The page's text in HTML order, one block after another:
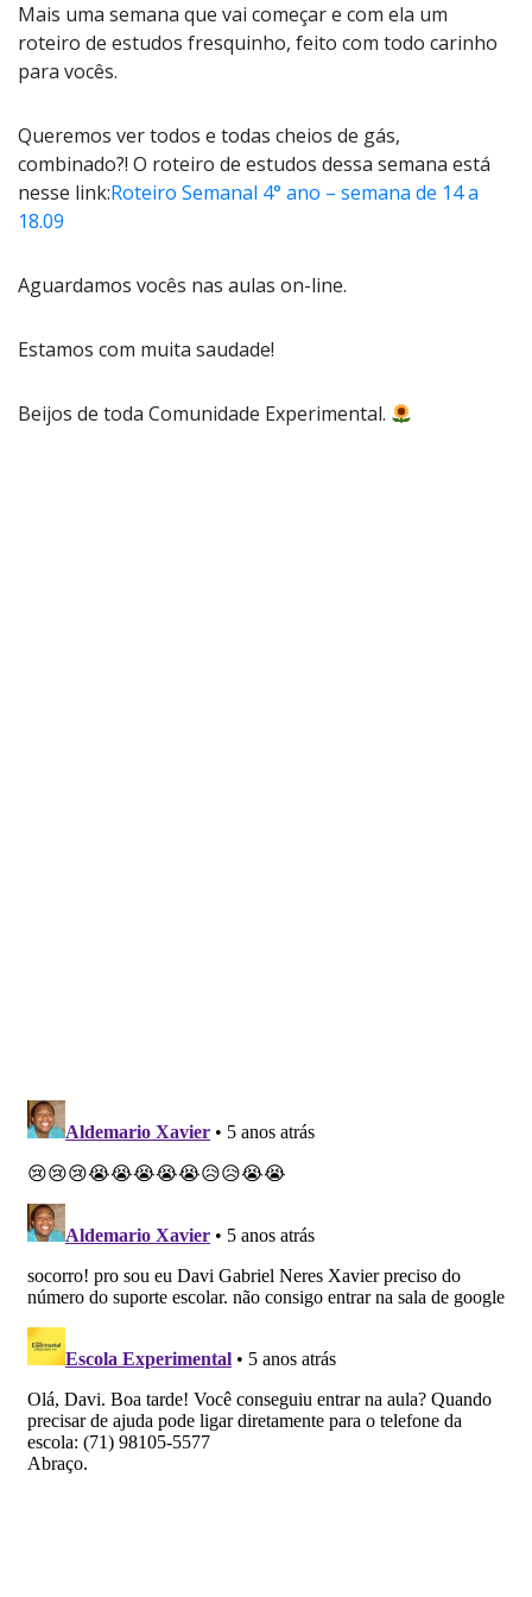
Mais uma semana que vai começar e com ela um
roteiro de estudos fresquinho, feito com todo carinho
para vocês.
Queremos ver todos e todas cheios de gás,
combinado?! O roteiro de estudos dessa semana está
nesse link:Roteiro Semanal 4° ano – semana de 14 a
18.09
Aguardamos vocês nas aulas on-line.
Estamos com muita saudade!
Beijos de toda Comunidade Experimental.